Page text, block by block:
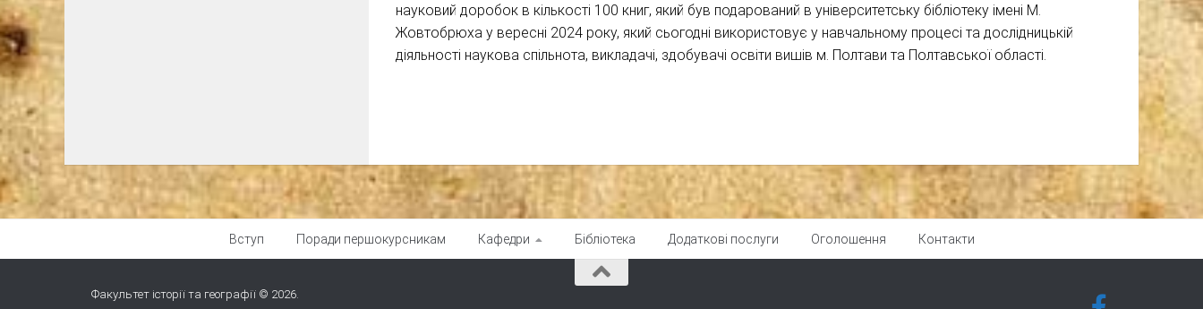
науковий доробок в кількості 100 книг, який був подарований в університетську бібліотеку імені М.
Жовтобрюха у вересні 2024 року, який сьогодні використовує у навчальному процесі та дослідницькій
діяльності наукова спільнота, викладачі, здобувачі освіти вишів м. Полтави та Полтавської області.
Вступ Поради першокурсникам Кафедри Бібліотека Додаткові послуги Оголошення Контакти
Факультет історії та географії © 2026.